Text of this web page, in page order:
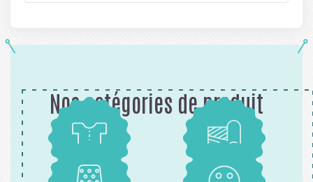
Nos catégories de produit
Patrons Tissus